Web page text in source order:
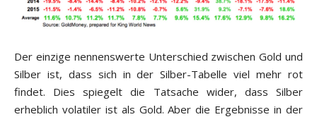
Der einzige nennenswerte Unterschied zwischen Gold und
Silber ist, dass sich in der Silber-Tabelle viel mehr rot
findet. Dies spiegelt die Tatsache wider, dass Silber
erheblich volatiler ist als Gold. Aber die Ergebnisse in der